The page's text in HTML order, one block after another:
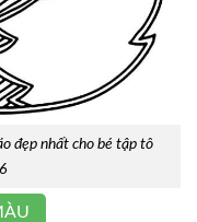
đẹp nhất cho bé tập tô